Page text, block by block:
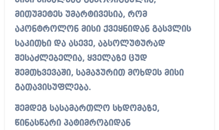
მითუმეტეს უმარტივესია, რომ
აკონტროლონ მისი ქვეყნიდან გასვლის
საკითხი და ასევე, აბსოლუტურად
შესაძლებელია, ყველაზე ცუდ
შემთხვევაში, სამაჯურით მოხდეს მისი
გათავისუფლება.
შემდეგ სასამართლო სხდომაზე,
წინასწარი პატიმრობიდან